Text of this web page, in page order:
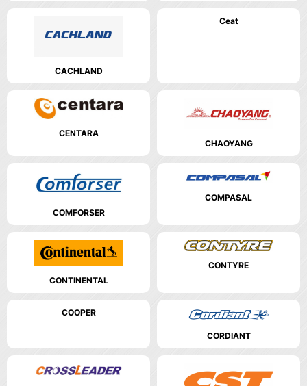
CACHLAND
Ceat
CENTARA
CHAOYANG
COMFORSER
COMPASAL
CONTINENTAL
CONTYRE
COOPER
CORDIANT